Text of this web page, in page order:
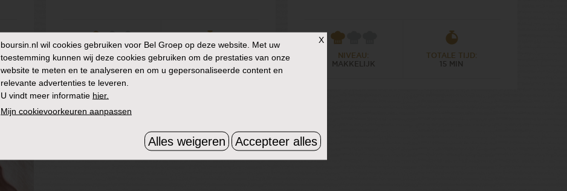
NIVEAU:
MAKKELIJK
TOTALE TIJD:
25 MIN
NIVEAU:
MAKKELIJK
TOTALE TIJD:
15 MIN
X
boursin.nl wil cookies gebruiken voor Bel Groep op deze website. Met uw
toestemming kunnen wij deze cookies gebruiken om de prestaties van onze
website te meten en te analyseren en om u gepersonaliseerde content en
relevante advertenties te leveren.
U vindt meer informatie hier.
Mijn cookievoorkeuren aanpassen
Alles weigeren Accepteer alles